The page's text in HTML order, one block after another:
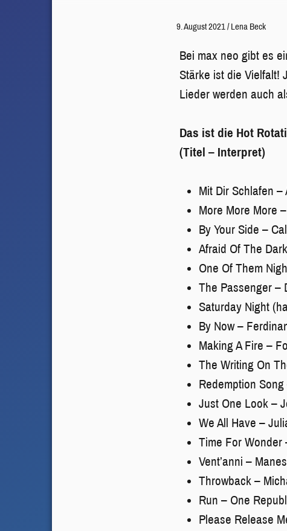
9. August 2021 /Lena Beck
Bei max neo gibt es
Stärke ist die Vielfalt!
Lieder werden auch
Das ist die Hot
(Titel – Interpret)
Mit Dir Schlafen
More More More
By Your Side –
Afraid Of The
One Of Them
The Passenger –
Saturday Night
By Now –
Making A Fire –
The Writing On
Redemption
Just One Look –
We All Have –
Time For Wonder
Vent’anni –
Throwback –
Run – One
Please Release